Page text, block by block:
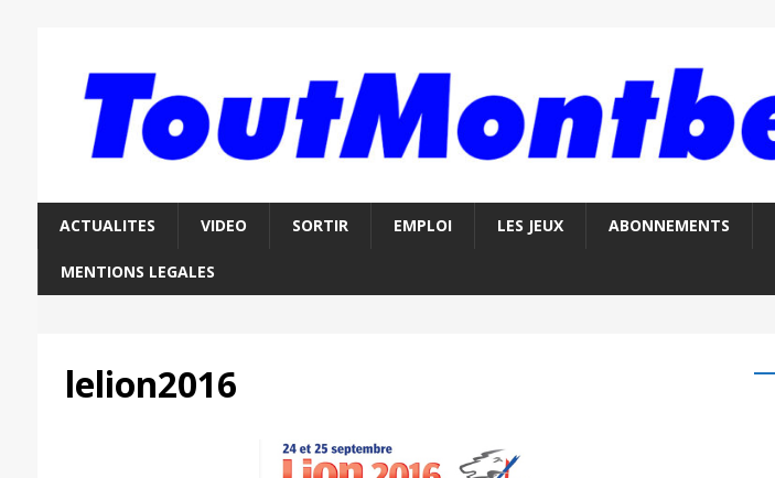
ACTUALITES VIDEO SORTIR EMPLOI LES JEUX ABONNEMENTS
MENTIONS LEGALES
lelion2016